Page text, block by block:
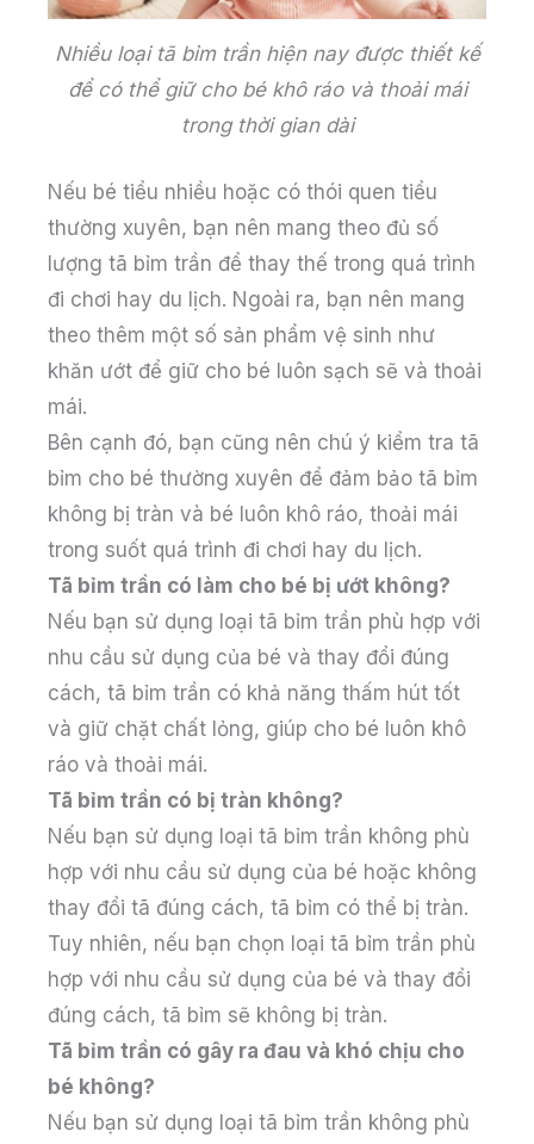
Nhiều loại tã bỉm trần hiện nay được thiết kế
để có thể giữ cho bé khô ráo và thoải mái
trong thời gian dài
Nếu bé tiểu nhiều hoặc có thói quen tiểu
thường xuyên, bạn nên mang theo đủ số
lượng tã bỉm trần để thay thế trong quá trình
đi chơi hay du lịch. Ngoài ra, bạn nên mang
theo thêm một số sản phẩm vệ sinh như
khăn ướt để giữ cho bé luôn sạch sẽ và thoải
mái.
Bên cạnh đó, bạn cũng nên chú ý kiểm tra tã
bỉm cho bé thường xuyên để đảm bảo tã bỉm
không bị tràn và bé luôn khô ráo, thoải mái
trong suốt quá trình đi chơi hay du lịch.
Tã bỉm trần có làm cho bé bị ướt không?
Nếu bạn sử dụng loại tã bỉm trần phù hợp với
nhu cầu sử dụng của bé và thay đổi đúng
cách, tã bỉm trần có khả năng thấm hút tốt
và giữ chặt chất lỏng, giúp cho bé luôn khô
ráo và thoải mái.
Tã bỉm trần có bị tràn không?
Nếu bạn sử dụng loại tã bỉm trần không phù
hợp với nhu cầu sử dụng của bé hoặc không
thay đổi tã đúng cách, tã bỉm có thể bị tràn.
Tuy nhiên, nếu bạn chọn loại tã bỉm trần phù
hợp với nhu cầu sử dụng của bé và thay đổi
đúng cách, tã bỉm sẽ không bị tràn.
Tã bỉm trần có gây ra đau và khó chịu cho
bé không?
Nếu bạn sử dụng loại tã bỉm trần không phù